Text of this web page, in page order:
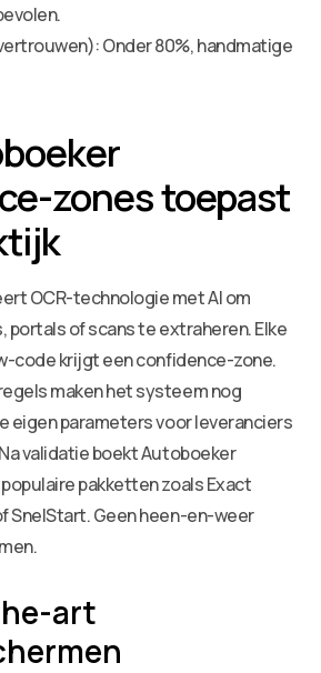
Onder 80%, handmatige
zones toepast
OCR-technologie met AI om
of scans te extraheren. Elke
code krijgt een confidence-zone.
maken het systeem nog
eigen parameters voor leveranciers
validatie boekt Autoboeker
pakketten zoals Exact
SnelStart. Geen heen-en-weer
art